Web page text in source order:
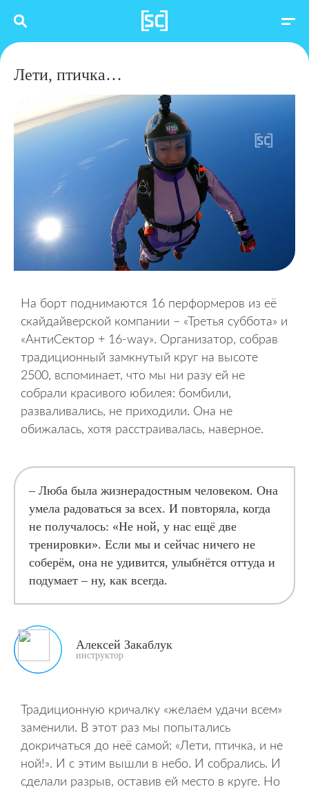
Лети, птичка…
На борт поднимаются 16 перформеров из её
скайдайверской компании – «Третья суббота» и
«АнтиСектор + 16-way». Организатор, собрав
традиционный замкнутый круг на высоте
2500, вспоминает, что мы ни разу ей не
собрали красивого юбилея: бомбили,
разваливались, не приходили. Она не
обижалась, хотя расстраивалась, наверное.
– Люба была жизнерадостным человеком. Она
умела радоваться за всех. И повторяла, когда
не получалось: «Не ной, у нас ещё две
тренировки». Если мы и сейчас ничего не
соберём, она не удивится, улыбнётся оттуда и
подумает – ну, как всегда.
Алексей Закаблук
инструктор
Традиционную кричалку «желаем удачи всем»
заменили. В этот раз мы попытались
докричаться до неё самой: «Лети, птичка, и не
ной!». И с этим вышли в небо. И собрались. И
сделали разрыв, оставив ей место в круге. Но